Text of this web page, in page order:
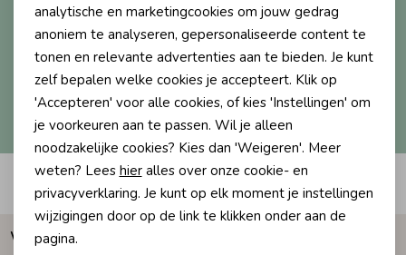
Rompers
Ondergoed
Regenkleding &-laarzen
Zomeraccessoires
Jumpsuits
Blouses
Blazers & Gilets
Leggings
Winteraccessoires
Aanmelden
Hoe we met je data omgaan? Bekijk dit in onze
privacyverklaring.
Automatisch sparen voor korting
Waarom Humpy?
Marketing cookies
analytische en marketingcookies om jouw gedrag
anoniem te analyseren, gepersonaliseerde content te
tonen en relevante advertenties aan te bieden. Je kunt
zelf bepalen welke cookies je accepteert. Klik op
'Accepteren' voor alle cookies, of kies 'Instellingen' om
je voorkeuren aan te passen. Wil je alleen
noodzakelijke cookies? Kies dan 'Weigeren'. Meer
weten? Lees hieralles over onze cookie- en
privacyverklaring. Je kunt op elk moment je instellingen
wijzigingen door op de link te klikken onder aan de
pagina.